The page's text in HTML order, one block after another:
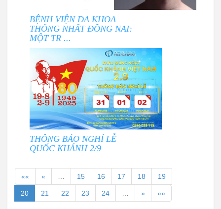
BỆNH VIỆN ĐA KHOA
THỐNG NHẤT ĐỒNG NAI:
MỘT TR ...
THÔNG BÁO NGHỈ LỄ
QUỐC KHÁNH 2/9
«« « … 15 16 17 18 19
20 21 22 23 24 … » »»